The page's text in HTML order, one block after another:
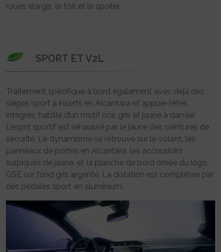
roues élargis, le toit et le spoiler.
SPORT ET V2L
Traitement spécifique à bord également avec déjà des
sièges sport à inserts en Alcantara et appuie‑têtes
intégrés, habillé d’un motif noir, gris et jaune à damier.
L’esprit sportif est rehaussé par le jaune des ceintures de
sécurité. Le dynamisme se retrouve sur le volant, les
panneaux de portes en Alcantara, les accoudoirs
surpiqués de jaune, et la planche de bord ornée du logo
GSE sur fond gris argenté. La dotation est complétée par
des pédales sport en aluminium.